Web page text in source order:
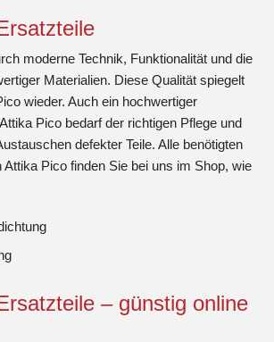
moderne Technik, Funktionalität und die
Materialien. Diese Qualität spiegelt
wieder. Auch ein hochwertiger
Pico bedarf der richtigen Pflege und
defekter Teile. Alle benötigten
Attika Pico finden Sie bei uns im Shop, wie
– günstig online